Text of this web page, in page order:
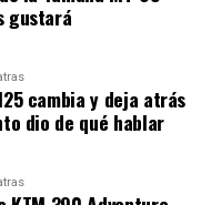
¿Es así?
gustará
cambia y deja atrás
dio de qué hablar